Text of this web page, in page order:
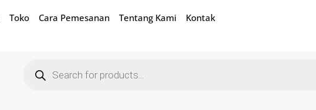
Toko Cara Pemesanan Tentang Kami Kontak